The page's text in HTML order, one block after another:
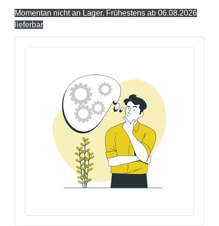
Momentan nicht an Lager. Frühestens ab 06.08.2026
lieferbar